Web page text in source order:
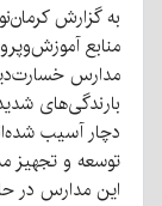
به گزارش
منابع
مدارس
بارندگی‌های
دچار آسیب
توسعه و تجهیز
این مدارس در